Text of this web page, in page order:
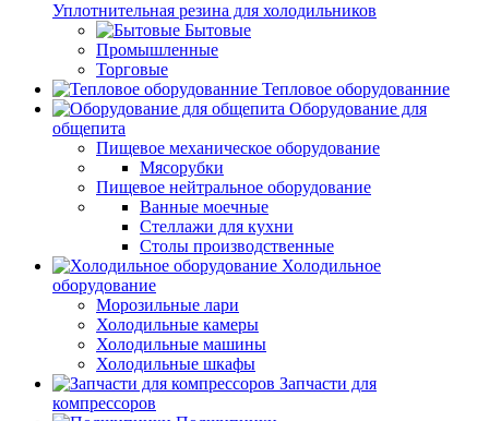
Уплотнительная резина для холодильников
Бытовые
Промышленные
Торговые
Тепловое оборудованние
Оборудование для
общепита
Пищевое механическое оборудование
Мясорубки
Пищевое нейтральное оборудование
Ванные моечные
Стеллажи для кухни
Столы производственные
Холодильное
оборудование
Морозильные лари
Холодильные камеры
Холодильные машины
Холодильные шкафы
Запчасти для
компрессоров